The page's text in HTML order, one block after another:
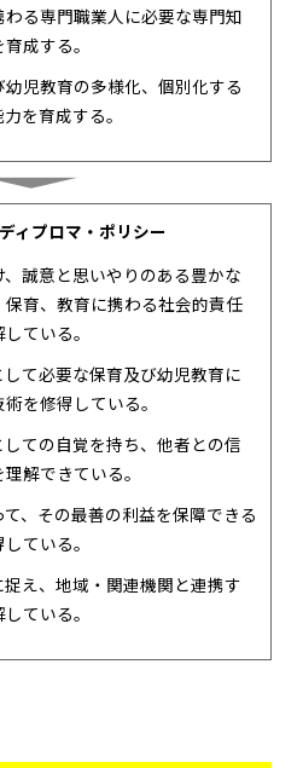
る専門職業人に必要な専門知
成する。
児教育の多様化、個別化する
を育成する。
ィプロマ・ポリシー
誠意と思いやりのある豊かな
育、教育に携わる社会的責任
ている。
て必要な保育及び幼児教育に
を修得している。
ての自覚を持ち、他者との信
解できている。
、その最善の利益を保障できる
ている。
え、地域・関連機関と連携す
ている。